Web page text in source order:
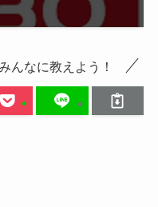
んなに教えよう！